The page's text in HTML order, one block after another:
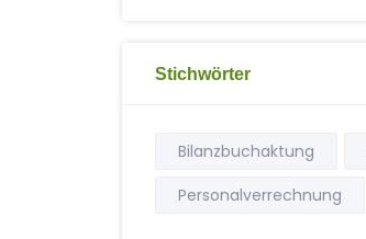
Stichwörter
Bilanzbuchaktung
Personalverrechnung